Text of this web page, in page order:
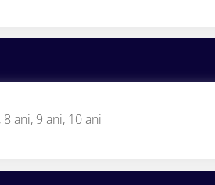
8 ani, 9 ani, 10 ani